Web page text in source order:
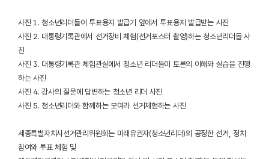
사진 1. 청소년리더들이 투표용지 발급기 앞에서 투표용지 발급받는 사진
사진 2. 대통령기록관에서 선거장비 체험(선거포스터 촬영)하는 청소년리더들 사
진
사진 3. 대통령기록관 체험관실에서 청소년 리더들이 토론의 이해와 실습을 진행
하는 사진
사진 4. 강사의 질문에 답변하는 청소년 리더 사진
사진 5. 청소년리더와 함께하는 모여라 선거체험하는 사진
세종특별자치시선거관리위원회는 미래유권자(청소년리더)의 공정한 선거, 정치
참여와 투표 체험 및